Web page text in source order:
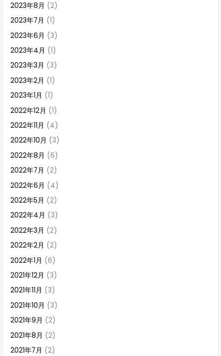
2023年8月 (2)
2023年7月 (1)
2023年6月 (3)
2023年4月 (1)
2023年3月 (3)
2023年2月 (1)
2023年1月 (1)
2022年12月 (1)
2022年11月 (4)
2022年10月 (3)
2022年8月 (6)
2022年7月 (2)
2022年6月 (4)
2022年5月 (2)
2022年4月 (3)
2022年3月 (2)
2022年2月 (2)
2022年1月 (6)
2021年12月 (3)
2021年11月 (3)
2021年10月 (3)
2021年9月 (2)
2021年8月 (2)
2021年7月 (2)